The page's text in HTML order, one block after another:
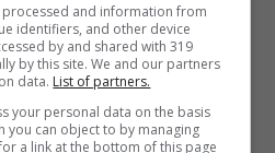
p/CGfteE6lI0x
and information from
identifiers, and other device
by and shared with 319
by this site. We and our partners
data. List of partners.
your personal data on the basis
you can object to by managing
a link at the bottom of this page